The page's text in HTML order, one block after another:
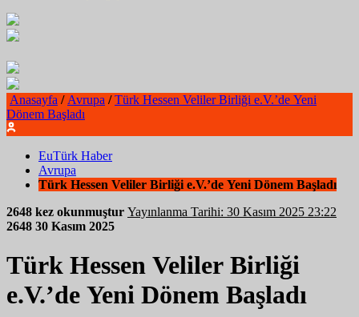
Anasayfa / Avrupa / Türk Hessen Veliler Birliği e.V.’de Yeni
Dönem Başladı
EuTürk Haber
Avrupa
Türk Hessen Veliler Birliği e.V.’de Yeni Dönem Başladı
2648 kez okunmuştur
Yayınlanma Tarihi: 30 Kasım 2025 23:22
2648 30 Kasım 2025
Türk Hessen Veliler Birliği
e.V.’de Yeni Dönem Başladı